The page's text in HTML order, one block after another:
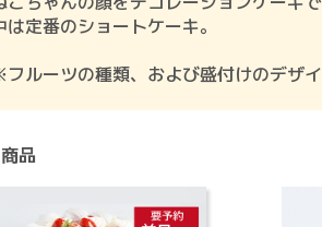
は定番のショートケーキ。
ルーツの種類、および盛付けのデザ
品